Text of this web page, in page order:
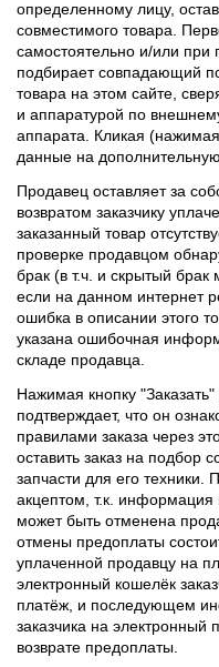
определенному лицу,
совместимого товара.
самостоятельно и/или при
подбирает совпадающий
товара на этом сайте,
и аппаратурой по
аппарата. Кликая
данные на
Продавец оставляет за
возвратом заказчику
заказанный товар
проверке продавцом
брак (в т.ч. и скрытый
если на данном интернет
ошибка в описании этого
указана ошибочная
складе продавца.
Нажимая кнопку "Заказать"
подтверждает, что он
правилами заказа через
оставить заказ на подбор
запчасти для его техники.
акцептом, т.к.
может быть отменена
отмены предоплаты
уплаченной продавцу на
электронный кошелёк
платёж, и последующем
заказчика на электронный
возврате предоплаты.